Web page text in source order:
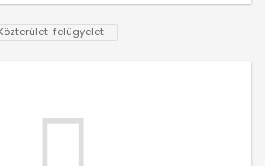
felügyelet